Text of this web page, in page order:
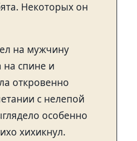
Некоторых он
на мужчину
на спине и
откровенно
с нелепой
особенно
хихикнул.